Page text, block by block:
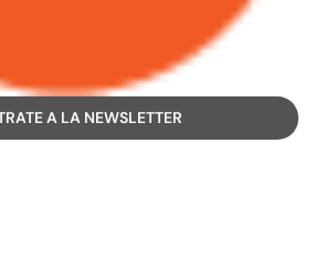
A LA NEWSLETTER